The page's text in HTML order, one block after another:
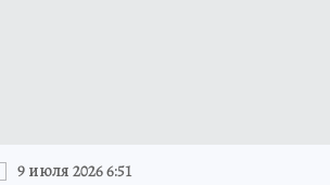
9 июля 2026 6:51